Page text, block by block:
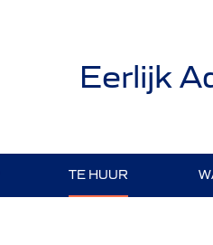
Eerlijk
TE HUUR